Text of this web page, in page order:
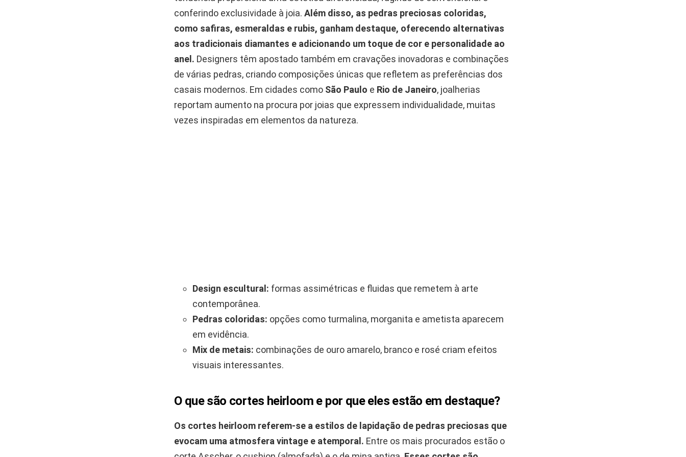
conferindo exclusividade à joia. Além disso, as pedras preciosas coloridas,
como safiras, esmeraldas e rubis, ganham destaque, oferecendo alternativas
aos tradicionais diamantes e adicionando um toque de cor e personalidade ao
anel. Designers têm apostado também em cravações inovadoras e combinações
de várias pedras, criando composições únicas que refletem as preferências dos
casais modernos. Em cidades como São Paulo e Rio de Janeiro, joalherias
reportam aumento na procura por joias que expressem individualidade, muitas
vezes inspiradas em elementos da natureza.
Design escultural: formas assimétricas e fluidas que remetem à arte
contemporânea.
Pedras coloridas: opções como turmalina, morganita e ametista aparecem
em evidência.
Mix de metais: combinações de ouro amarelo, branco e rosé criam efeitos
visuais interessantes.
O que são cortes heirloom e por que eles estão em destaque?
Os cortes heirloom referem-se a estilos de lapidação de pedras preciosas que
evocam uma atmosfera vintage e atemporal. Entre os mais procurados estão o